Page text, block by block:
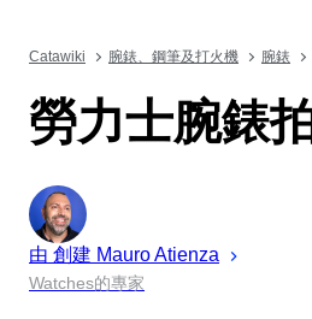
Catawiki 腕錶、鋼筆及打火機 腕錶
勞力士腕錶
由 創建 MauroAtienza
Watches的專家